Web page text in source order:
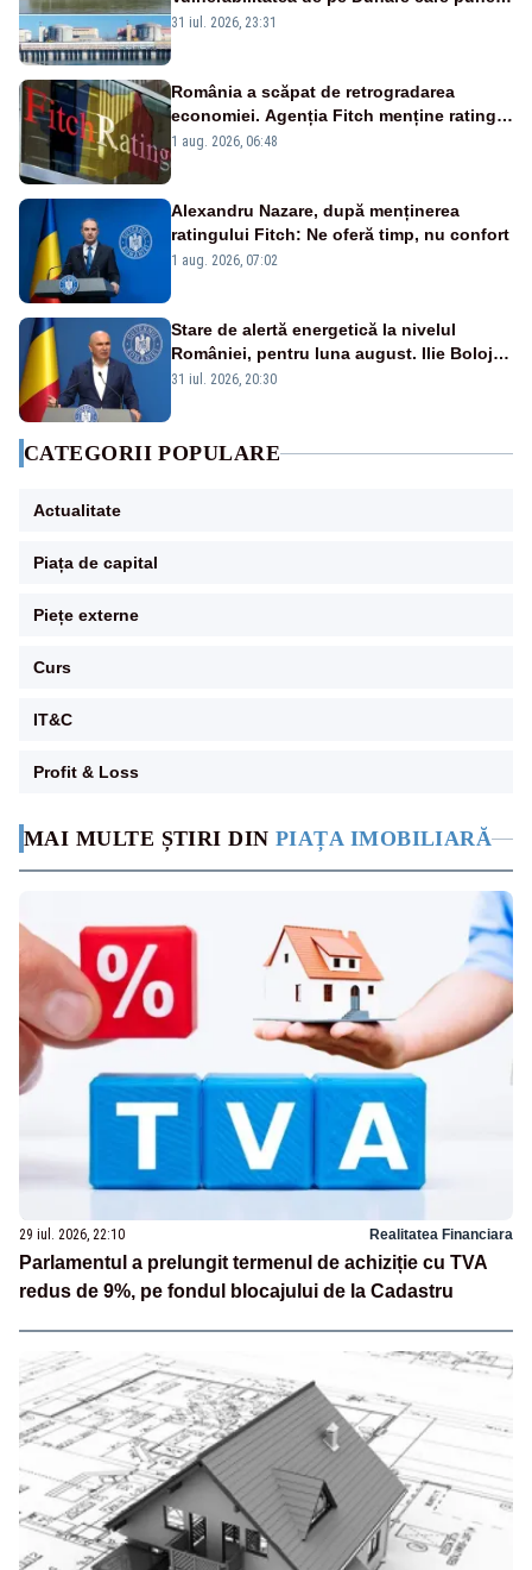
MAI MULTE ȘTIRI DIN PIAȚA IMOBILIARĂ
29 iul. 2026, 22:10 Realitatea Financiara
Parlamentul a prelungit termenul de achiziție cu TVA
redus de 9%, pe fondul blocajului de la Cadastru
în pericol Centrala Cernavodă era
31 iul. 2026, 23:31
România a scăpat de retrogradarea
economiei. Agenția Fitch menține ratingul
„BBB-” cu perspectivă negativă
1 aug. 2026, 06:48
Alexandru Nazare, după menținerea
ratingului Fitch: Ne oferă timp, nu confort
1 aug. 2026, 07:02
Stare de alertă energetică la nivelul
României, pentru luna august. Ilie Bolojan
a anunțat importuri și posibile restricții –
31 iul. 2026, 20:30
CATEGORII POPULARE
Actualitate
Piața de capital
Piețe externe
Curs
IT&C
Profit & Loss